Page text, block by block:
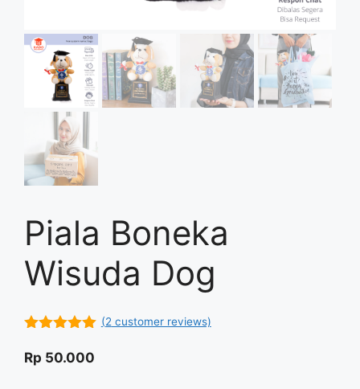
Piala Boneka
Wisuda Dog
5
(2 customer reviews)
Rp 50.000